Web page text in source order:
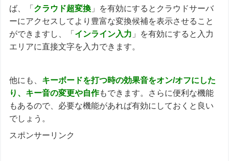
ば、「 クラウド超変換 」を有効にするとクラウドサーバ
ーにアクセスしてより豊富な変換候補を表示させること
ができますし、「 インライン入力 」を有効にすると入力
エリアに直接文字を入力できます。
他にも、 キーボードを打つ時の効果音をオン/オフにした
り、キー音の変更や自作もできます。さらに便利な機能
もあるので、必要な機能があれば有効にしておくと良い
でしょう。
スポンサーリンク